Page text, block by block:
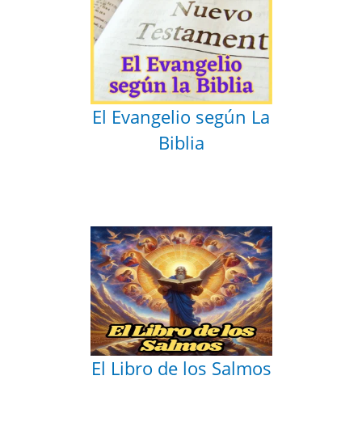
El Evangelio según La
Biblia
El Libro de los Salmos